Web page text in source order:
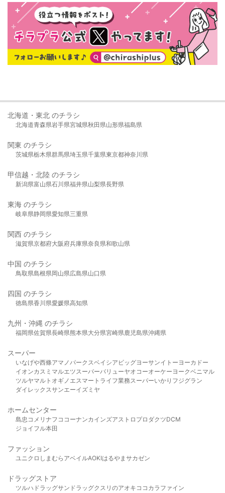
北海道・東北 のチラシ
北海道青森県岩手県宮城県秋田県山形県福島県
関東 のチラシ
茨城県栃木県群馬県埼玉県千葉県東京都神奈川県
甲信越・北陸 のチラシ
新潟県富山県石川県福井県山梨県長野県
東海 のチラシ
岐阜県静岡県愛知県三重県
関西 のチラシ
滋賀県京都府大阪府兵庫県奈良県和歌山県
中国 のチラシ
鳥取県島根県岡山県広島県山口県
四国 のチラシ
徳島県香川県愛媛県高知県
九州・沖縄 のチラシ
福岡県佐賀県長崎県熊本県大分県宮崎県鹿児島県沖縄県
スーパー
いなげや西條アマノパークスベイシア ビッグヨーサンイトーヨーカドー
イオンカスミ マルエツスーパーバリューヤオコーオーケー ヨークベニマル
ツルヤマルト オギノ エスマート ライフ業務スーパーいかり フジグラン
ダイレックスサンエーイズミヤ
ホームセンター
島忠 コメリ ナフコ コーナンカインズアストロプロダクツDCM
ジョイフル本田
ファッション
ユニクロ しまむら アベイルAOKIはるやま サカゼン
ドラッグストア
ツルハドラッグサンドラッグクスリのアオキ ココカラファイン